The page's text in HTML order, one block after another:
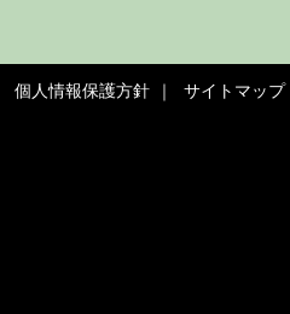
個人情報保護方針 サイトマップ